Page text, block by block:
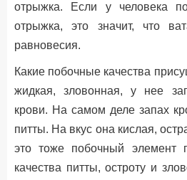
отрыжка. Если у человека
отрыжка, это значит, что
равновесия.
Какие побочные качества
жидкая, зловонная, у нее
крови. На самом деле запах
питты. На вкус она кислая,
это тоже побочный элемент
качества питты, остроту и